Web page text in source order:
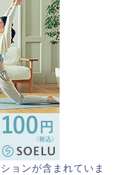
ョンが含まれていま